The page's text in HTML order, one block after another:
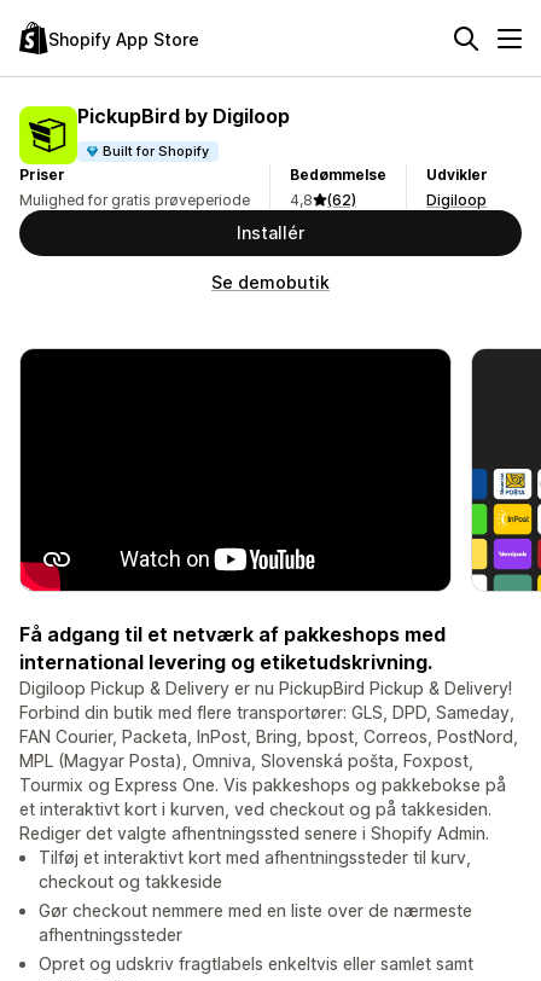
Shopify App Store
PickupBird by Digiloop
Built for Shopify
Priser
Mulighed for gratis prøveperiode
Bedømmelse
4,8
(62)
Udvikler
Digiloop
Installér
Se demobutik
Få adgang til et netværk af pakkeshops med
international levering og etiketudskrivning.
Digiloop Pickup & Delivery er nu PickupBird Pickup & Delivery!
Forbind din butik med flere transportører: GLS, DPD, Sameday,
FAN Courier, Packeta, InPost, Bring, bpost, Correos, PostNord,
MPL (Magyar Posta), Omniva, Slovenská pošta, Foxpost,
Tourmix og Express One. Vis pakkeshops og pakkebokse på
et interaktivt kort i kurven, ved checkout og på takkesiden.
Rediger det valgte afhentningssted senere i Shopify Admin.
Tilføj et interaktivt kort med afhentningssteder til kurv,
checkout og takkeside
Gør checkout nemmere med en liste over de nærmeste
afhentningssteder
Opret og udskriv fragtlabels enkeltvis eller samlet samt